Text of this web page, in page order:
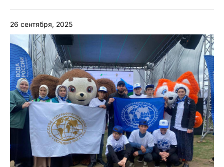
26 сентября, 2025